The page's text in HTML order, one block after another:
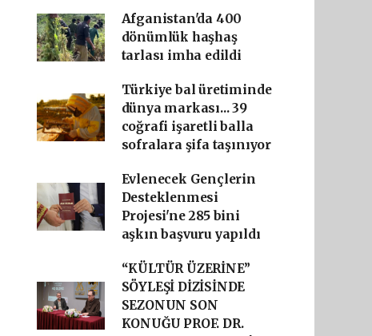
Afganistan'da 400
dönümlük haşhaş
tarlası imha edildi
Türkiye bal üretiminde
dünya markası... 39
coğrafi işaretli balla
sofralara şifa taşınıyor
Evlenecek Gençlerin
Desteklenmesi
Projesi'ne 285 bini
aşkın başvuru yapıldı
“KÜLTÜR ÜZERİNE”
SÖYLEŞİ DİZİSİNDE
SEZONUN SON
KONUĞU PROF. DR.